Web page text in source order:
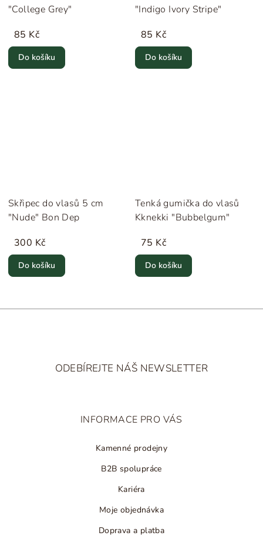
"College Grey"
85 Kč
Do košíku
"Indigo Ivory Stripe"
85 Kč
Do košíku
Skřipec do vlasů 5 cm
"Nude" Bon Dep
300 Kč
Do košíku
Tenká gumička do vlasů
Kknekki "Bubbelgum"
75 Kč
Do košíku
ODEBÍREJTE NÁŠ NEWSLETTER
INFORMACE PRO VÁS
Kamenné prodejny
B2B spolupráce
Kariéra
Moje objednávka
Doprava a platba